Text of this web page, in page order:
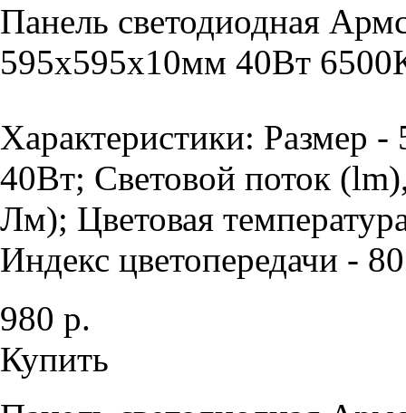
Панель светодиодная
595х595х10мм 40Вт
Характеристики: Размер
40Вт; Световой поток
Лм); Цветовая
Индекс цветопередачи -
980 р.
Купить